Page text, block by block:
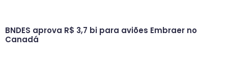
BNDES aprova R$ 3,7 bi para aviões Embraer no
Canadá